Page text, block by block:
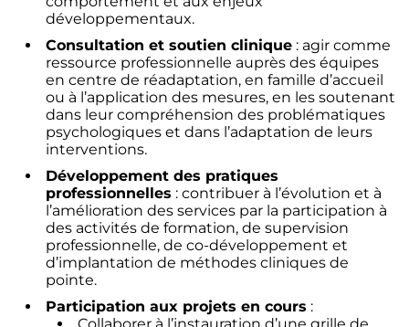
développementaux.
Consultation et soutien clinique : agir comme
ressource professionnelle auprès des équipes
en centre de réadaptation, en famille d’accueil
ou à l’application des mesures, en les soutenant
dans leur compréhension des problématiques
psychologiques et dans l’adaptation de leurs
interventions.
Développement des pratiques
professionnelles : contribuer à l’évolution et à
l’amélioration des services par la participation à
des activités de formation, de supervision
professionnelle, de co-développement et
d’implantation de méthodes cliniques de
pointe.
Participation aux projets en cours :
Collaborer à l’instauration d’une grille de